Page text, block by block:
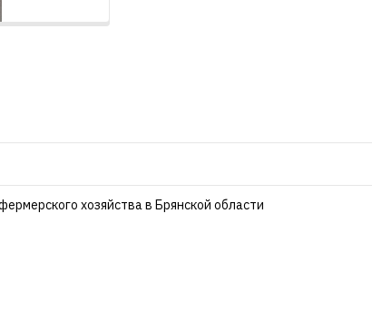
хозяйства в Брянской области